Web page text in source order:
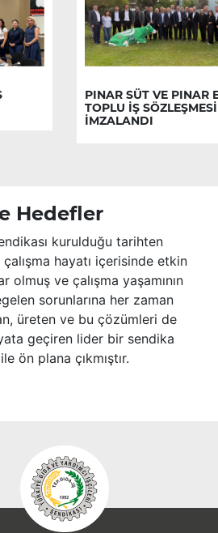
PINAR SÜT VE PINAR
TOPLU İŞ SÖZLEŞMESİ
İMZALANDI
Hedefler
kurulduğu tarihten
hayatı içerisinde etkin
olmuş ve çalışma yaşamının
sorunlarına her zaman
üreten ve bu çözümleri de
geçiren lider bir sendika
ön plana çıkmıştır.